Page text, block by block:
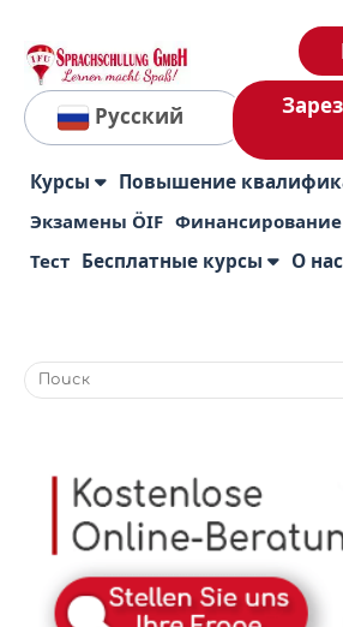
Русский
Курсы Повышение
Экзамены ÖIF Финансирование
Тест Бесплатные курсы О нас